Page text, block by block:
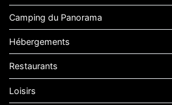
Camping du Panorama
Hébergements
Restaurants
Loisirs